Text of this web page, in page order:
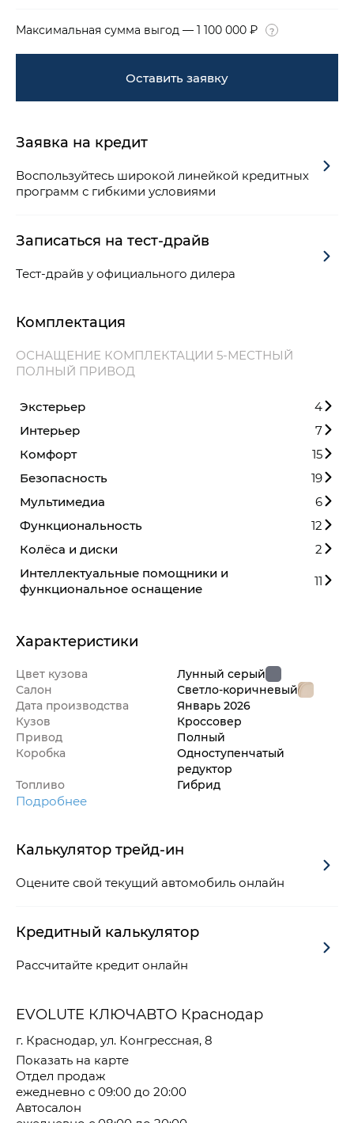
Максимальная сумма выгод — 1 100 000 ₽
Оставить заявку
Заявка на кредит
Воспользуйтесь широкой линейкой кредитных
программ с гибкими условиями
Записаться на тест-драйв
Тест-драйв у официального дилера
Комплектация
ОСНАЩЕНИЕ КОМПЛЕКТАЦИИ 5-МЕСТНЫЙ
ПОЛНЫЙ ПРИВОД
Экстерьер
4
Интерьер
7
Комфорт
15
Безопасность
19
Мультимедиа
6
Функциональность
12
Колёса и диски
2
Интеллектуальные помощники и
функциональное оснащение
11
Характеристики
Цвет кузова
Лунный серый
Салон
Светло-коричневый
Дата производства
Январь 2026
Кузов
Кроссовер
Привод
Полный
Коробка
Одноступенчатый
редуктор
Топливо
Гибрид
Подробнее
Калькулятор трейд-ин
Оцените свой текущий автомобиль онлайн
Кредитный калькулятор
Рассчитайте кредит онлайн
EVOLUTE КЛЮЧАВТО Краснодар
г. Краснодар, ул. Конгрессная, 8
Показать на карте
Отдел продаж
ежедневно с 09:00 до 20:00
Автосалон